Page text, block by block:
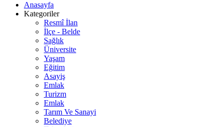
Anasayfa
Kategoriler
Resmî İlan
İlçe - Belde
Sağlık
Üniversite
Yaşam
Eğitim
Asayiş
Emlak
Turizm
Emlak
Tarım Ve Sanayi
Belediye